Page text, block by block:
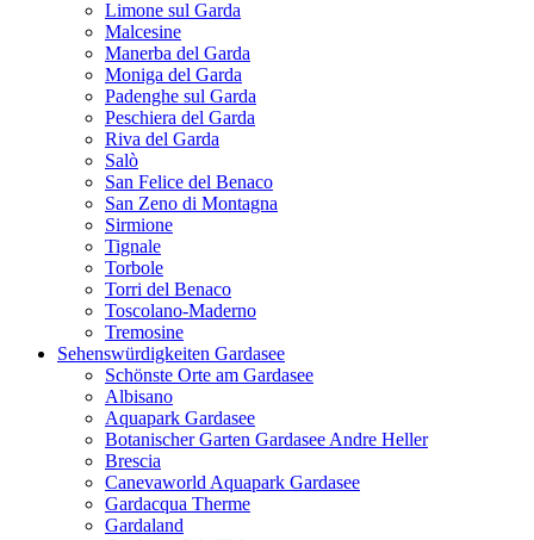
Limone sul Garda
Malcesine
Manerba del Garda
Moniga del Garda
Padenghe sul Garda
Peschiera del Garda
Riva del Garda
Salò
San Felice del Benaco
San Zeno di Montagna
Sirmione
Tignale
Torbole
Torri del Benaco
Toscolano-Maderno
Tremosine
Sehenswürdigkeiten Gardasee
Schönste Orte am Gardasee
Albisano
Aquapark Gardasee
Botanischer Garten Gardasee Andre Heller
Brescia
Canevaworld Aquapark Gardasee
Gardacqua Therme
Gardaland